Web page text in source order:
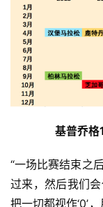
基普乔格
“一场比赛结束之
过来，然后我们
把一切都视作‘0’